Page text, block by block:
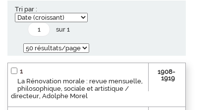
Tri par :
sur 1
1
La Rénovation morale : revue mensuelle,
philosophique, sociale et artistique /
directeur, Adolphe Morel
1908-
1919